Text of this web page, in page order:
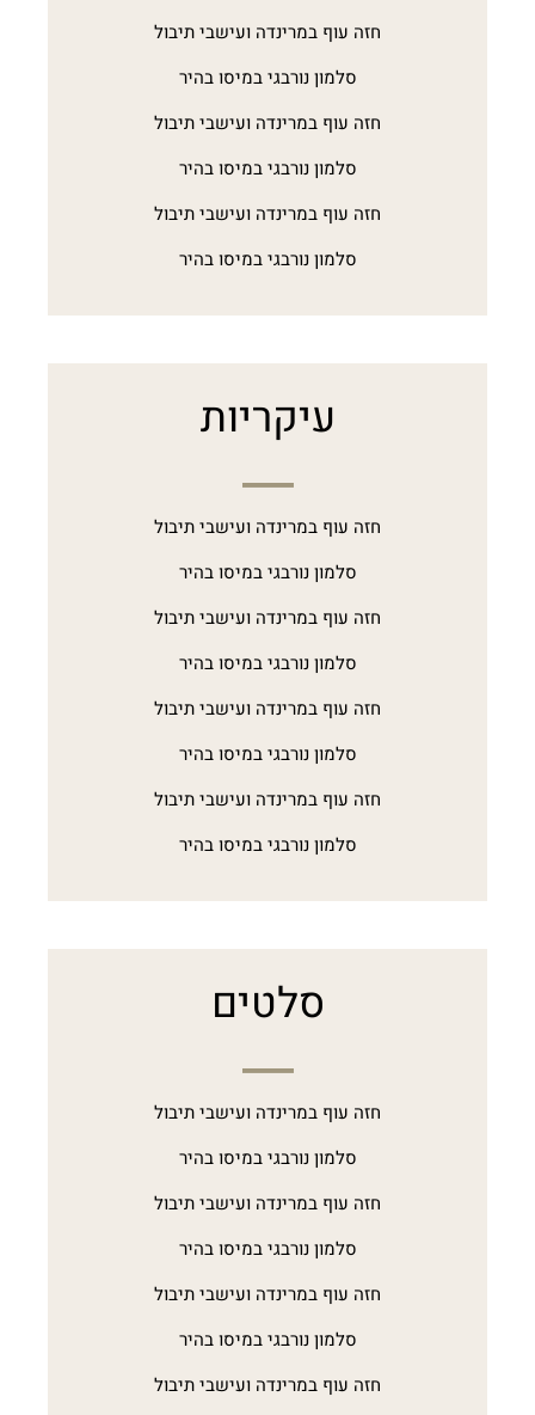
חזה עוף במרינדה ועישבי תיבול
סלמון נורבגי במיסו בהיר
חזה עוף במרינדה ועישבי תיבול
סלמון נורבגי במיסו בהיר
חזה עוף במרינדה ועישבי תיבול
סלמון נורבגי במיסו בהיר
עיקריות
חזה עוף במרינדה ועישבי תיבול
סלמון נורבגי במיסו בהיר
חזה עוף במרינדה ועישבי תיבול
סלמון נורבגי במיסו בהיר
חזה עוף במרינדה ועישבי תיבול
סלמון נורבגי במיסו בהיר
חזה עוף במרינדה ועישבי תיבול
סלמון נורבגי במיסו בהיר
סלטים
חזה עוף במרינדה ועישבי תיבול
סלמון נורבגי במיסו בהיר
חזה עוף במרינדה ועישבי תיבול
סלמון נורבגי במיסו בהיר
חזה עוף במרינדה ועישבי תיבול
סלמון נורבגי במיסו בהיר
חזה עוף במרינדה ועישבי תיבול